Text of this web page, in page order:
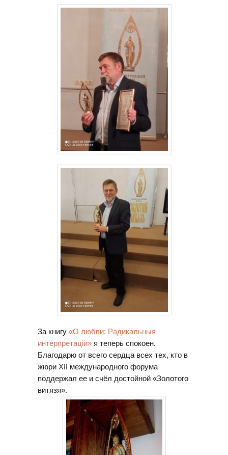
За книгу «О любви: Радикальныя
интерпретацiи» я теперь спокоен.
Благодарю от всего сердца всех тех, кто в
жюри XII международного форума
поддержал ее и счёл достойной «Золотого
витязя».